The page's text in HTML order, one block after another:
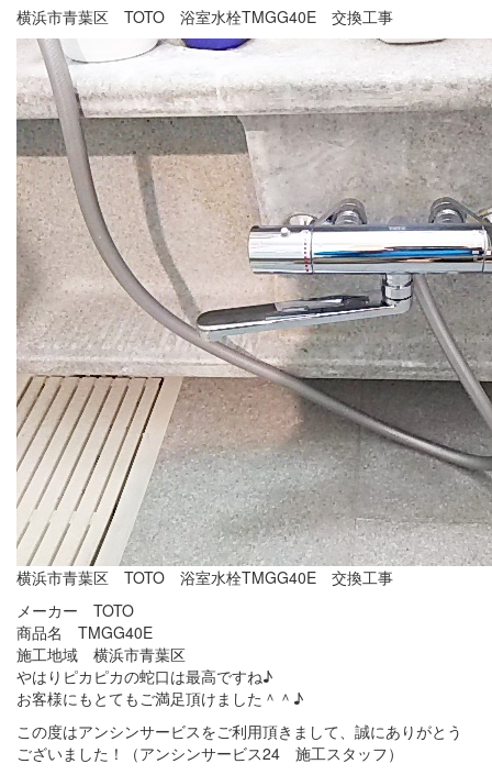
横浜市青葉区 TOTO 浴室水栓TMGG40E 交換工事
横浜市青葉区 TOTO 浴室水栓TMGG40E 交換工事
メーカー TOTO
商品名 TMGG40E
施工地域 横浜市青葉区
やはりピカピカの蛇口は最高ですね♪
お客様にもとてもご満足頂けました＾＾♪
この度はアンシンサービスをご利用頂きまして、誠にありがとう
ございました！（アンシンサービス24 施工スタッフ）